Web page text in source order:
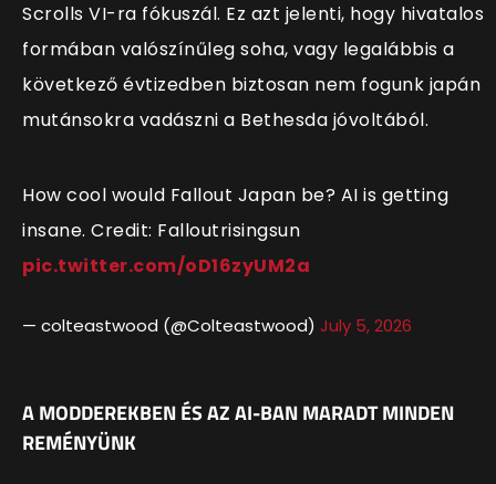
Scrolls VI-ra fókuszál. Ez azt jelenti, hogy hivatalos
formában valószínűleg soha, vagy legalábbis a
következő évtizedben biztosan nem fogunk japán
mutánsokra vadászni a Bethesda jóvoltából.
How cool would Fallout Japan be? AI is getting
insane. Credit: Falloutrisingsun
pic.twitter.com/oD16zyUM2a
— colteastwood (@Colteastwood) July 5, 2026
A MODDEREKBEN ÉS AZ AI-BAN MARADT MINDEN
REMÉNYÜNK